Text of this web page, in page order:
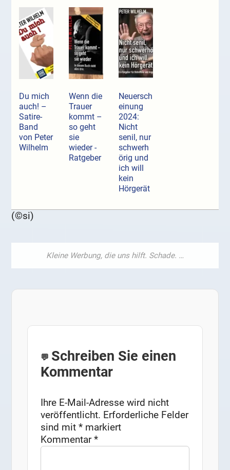
Du mich
auch! –
Satire-
Band
von Peter
Wilhelm
Wenn die
Trauer
kommt –
so geht
sie
wieder -
Ratgeber
Neuersch
einung
2024:
Nicht
senil, nur
schwerh
örig und
ich will
kein
Hörgerät
(©si)
Schreiben Sie einen
Kommentar
Ihre E-Mail-Adresse wird nicht
veröffentlicht. Erforderliche Felder
sind mit* markiert
Kommentar*